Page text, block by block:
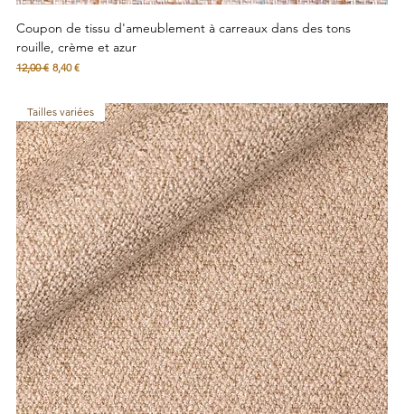
Coupon de tissu d'ameublement à carreaux dans des tons
rouille, crème et azur
Prix original
12,00 € Prix promotionnel
8,40 €
Tailles variées